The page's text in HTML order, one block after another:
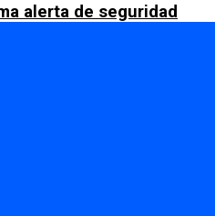
alerta de seguridad